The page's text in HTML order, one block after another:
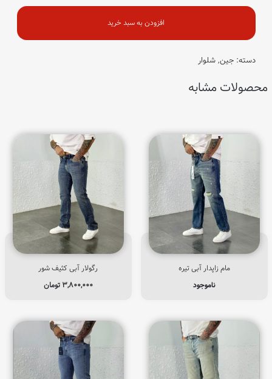
افزودن به سبد خرید
دسته:جین,شلوار
محصولات مشابه
مام زاپدار آبی تیره
ناموجود
رگولار آبی کثیف شور
۳,۸۰۰,۰۰۰ تومان